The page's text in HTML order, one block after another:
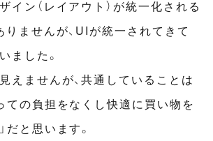
イン（レイアウト）が統一化される
りませんが、UIが統一されてきて
ました。
えませんが、共通していることは
ての負担をなくし快適に買い物を
だと思います。